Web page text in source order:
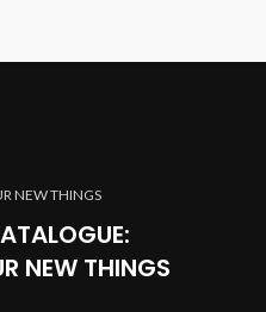
NEW THINGS
NEW THINGS